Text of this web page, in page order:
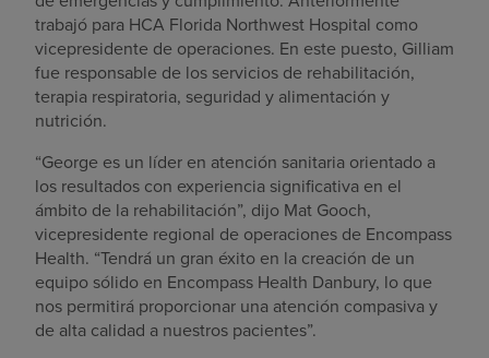
trabajó para HCA Florida Northwest Hospital como
vicepresidente de operaciones. En este puesto, Gilliam
fue responsable de los servicios de rehabilitación,
terapia respiratoria, seguridad y alimentación y
nutrición.
“George es un líder en atención sanitaria orientado a
los resultados con experiencia significativa en el
ámbito de la rehabilitación”, dijo Mat Gooch,
vicepresidente regional de operaciones de Encompass
Health. “Tendrá un gran éxito en la creación de un
equipo sólido en Encompass Health Danbury, lo que
nos permitirá proporcionar una atención compasiva y
de alta calidad a nuestros pacientes”.